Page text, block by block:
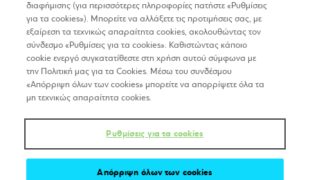
GDPR – Πρόγραμμα egg
Sitemap
Newsletter
ΕΓΓΡΑΦΗ
διαφήμισης (για περισσότερες πληροφορίες πατήστε «Ρυθμίσεις
για τα cookies»). Μπορείτε να αλλάξετε τις προτιμήσεις σας, με
εξαίρεση τα τεχνικώς απαραίτητα cookies, ακολουθώντας τον
σύνδεσμο «Ρυθμίσεις για τα cookies». Καθιστώντας κάποιο
cookie ενεργό συγκατατίθεστε στη χρήση αυτού σύμφωνα με
την Πολιτική μας για τα Cookies. Μέσω του συνδέσμου
«Απόρριψη όλων των cookies» μπορείτε να απορρίψετε όλα τα
μη τεχνικώς απαραίτητα cookies.
Ρυθμίσεις για τα cookies
Απόρριψη όλων των cookies